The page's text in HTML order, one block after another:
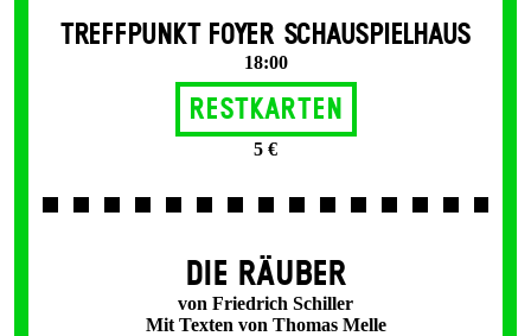
TREFFPUNKT FOYER SCHAUSPIELHAUS
18:00
Restkarten
5 €
DIE RÄUBER
von Friedrich Schiller
Mit Texten von Thomas Melle